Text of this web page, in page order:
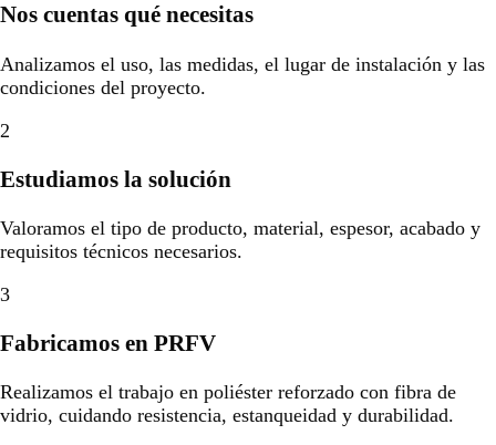
Nos cuentas qué necesitas
Analizamos el uso, las medidas, el lugar de instalación y las
condiciones del proyecto.
2
Estudiamos la solución
Valoramos el tipo de producto, material, espesor, acabado y
requisitos técnicos necesarios.
3
Fabricamos en PRFV
Realizamos el trabajo en poliéster reforzado con fibra de
vidrio, cuidando resistencia, estanqueidad y durabilidad.